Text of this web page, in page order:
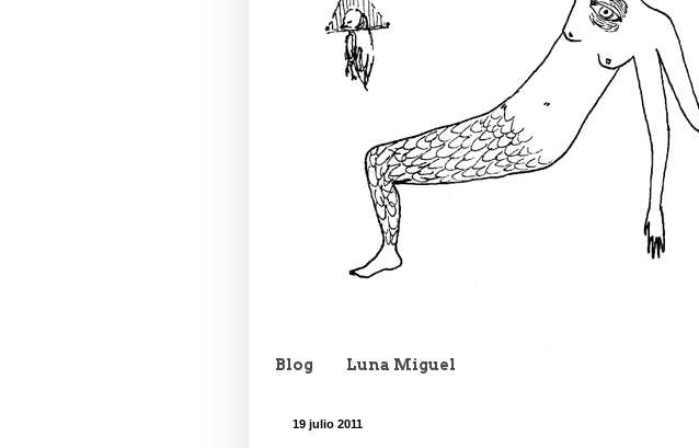
Blog Luna Miguel
19 julio 2011